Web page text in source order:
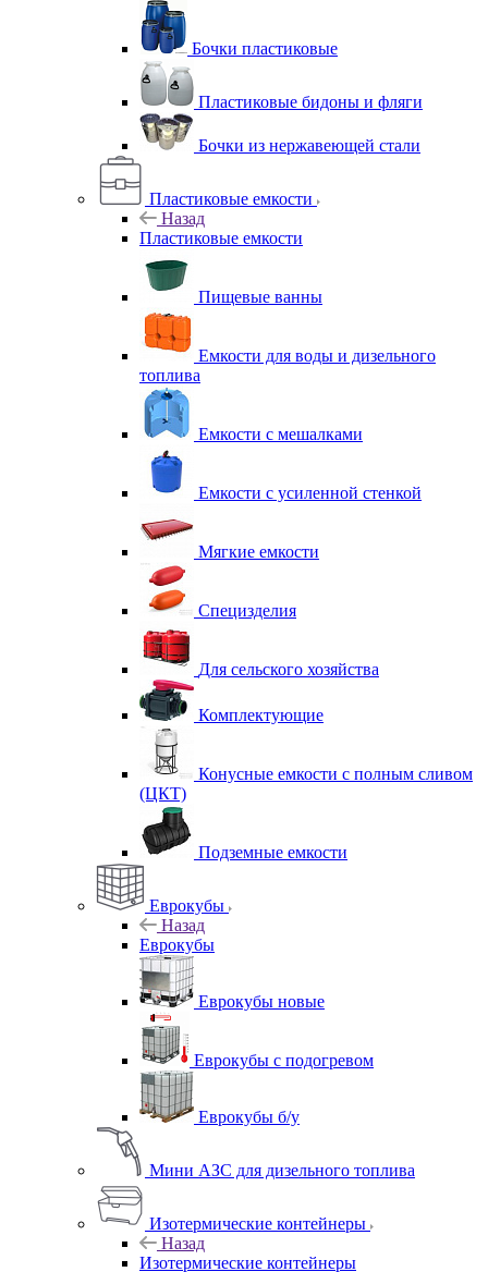
Бочки пластиковые
Пластиковые бидоны и фляги
Бочки из нержавеющей стали
Пластиковые емкости
Назад
Пластиковые емкости
Пищевые ванны
Емкости для воды и дизельного
топлива
Емкости с мешалками
Емкости с усиленной стенкой
Мягкие емкости
Специзделия
Для сельского хозяйства
Комплектующие
Конусные емкости с полным сливом
(ЦКТ)
Подземные емкости
Еврокубы
Назад
Еврокубы
Еврокубы новые
Еврокубы с подогревом
Еврокубы б/у
Мини АЗС для дизельного топлива
Изотермические контейнеры
Назад
Изотермические контейнеры